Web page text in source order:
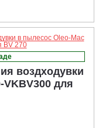
воздходувки
для